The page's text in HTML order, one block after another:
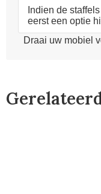
Indien de
eerst een optie
Draai uw mobiel